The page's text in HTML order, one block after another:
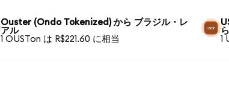
Ouster (Ondo Tokenized) から ブラジル・レ
アル
1 OUSTon は R$221.60 に相当
1